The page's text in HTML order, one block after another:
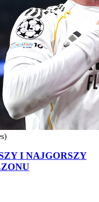
I NAJGORSZY